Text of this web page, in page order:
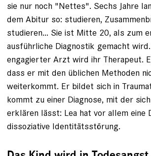
sie nur noch "Nettes". Sechs Jahre
dem Abitur so: studieren,
studieren... Sie ist Mitte 20, als zum
ausführliche Diagnostik gemacht
engagierter Arzt wird ihr Therapeut.
dass er mit den üblichen Methoden
weiterkommt. Er bildet sich in
kommt zu einer Diagnose, mit der
erklären lässt: Lea hat vor allem eine
dissoziative Identitätsstörung.